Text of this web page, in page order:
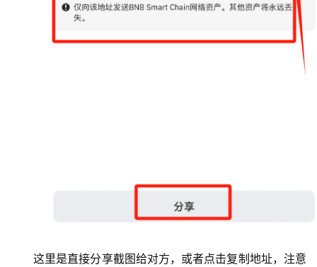
这里是直接分享截图给对方，或者点击复制地址，注意